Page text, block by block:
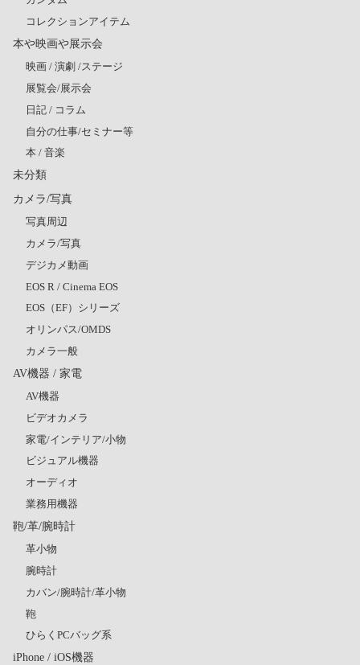
コレクションアイテム
本や映画や展示会
映画 / 演劇 /ステージ
展覧会/展示会
日記 / コラム
自分の仕事/セミナー等
本 / 音楽
未分類
カメラ/写真
写真周辺
カメラ/写真
デジカメ動画
EOS R / Cinema EOS
EOS（EF）シリーズ
オリンパス/OMDS
カメラ一般
AV機器 / 家電
AV機器
ビデオカメラ
家電/インテリア/小物
ビジュアル機器
オーディオ
業務用機器
鞄/革/腕時計
革小物
腕時計
カバン/腕時計/革小物
鞄
ひらくPCバッグ系
iPhone / iOS機器